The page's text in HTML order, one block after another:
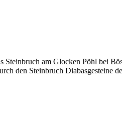
am Glocken Pöhl bei
den Steinbruch Diabasgesteine